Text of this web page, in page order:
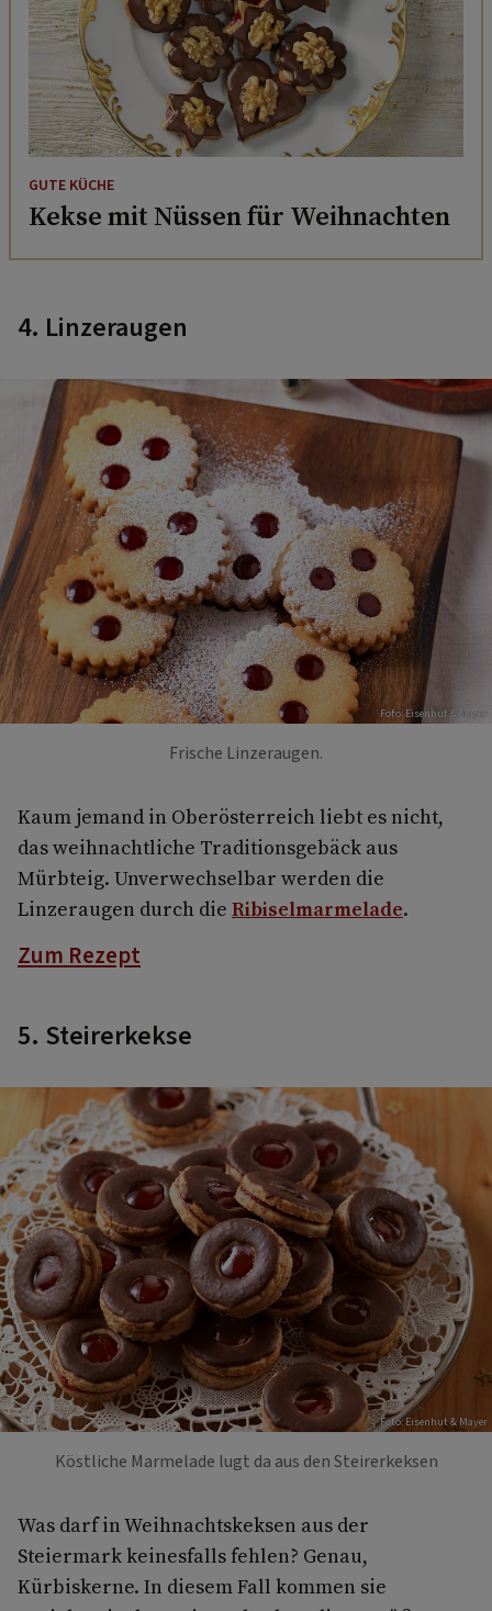
GUTE KÜCHE
Kekse mit Nüssen für Weihnachten
4. Linzeraugen
Foto: Eisenhut & Mayer
Frische Linzeraugen.
Kaum jemand in Oberösterreich liebt es nicht,
das weihnachtliche Traditionsgebäck aus
Mürbteig. Unverwechselbar werden die
Linzeraugen durch die Ribiselmarmelade.
Zum Rezept
5. Steirerkekse
Foto: Eisenhut & Mayer
Köstliche Marmelade lugt da aus den Steirerkeksen
Was darf in Weihnachtskeksen aus der
Steiermark keinesfalls fehlen? Genau,
Kürbiskerne. In diesem Fall kommen sie